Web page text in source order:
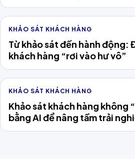
KHẢO SÁT KHÁCH HÀNG
Từ khảo sát đến hành động:
khách hàng “rơi vào hư vô”
KHẢO SÁT KHÁCH HÀNG
Khảo sát khách hàng không
bằng AI để nâng tầm trải